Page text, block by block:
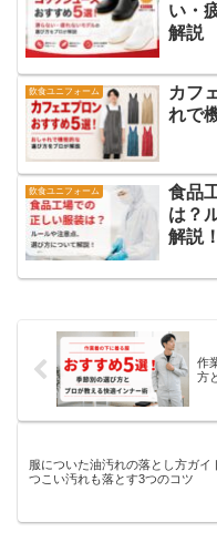
い・
解説
飲食ユニフォーム
カフ
れで
飲食ユニフォーム
食品
は？
解説！
作
方
服についた油汚れの落とし方ガイ
つこい汚れも落とす3つのコツ